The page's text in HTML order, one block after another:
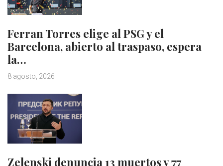
Ferran Torres elige al PSG y el
Barcelona, abierto al traspaso, espera
la…
8 agosto, 2026
Zelenski denuncia 13 muertos y 77